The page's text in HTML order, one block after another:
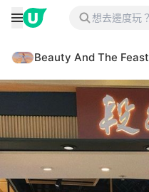
Beauty And The Feast